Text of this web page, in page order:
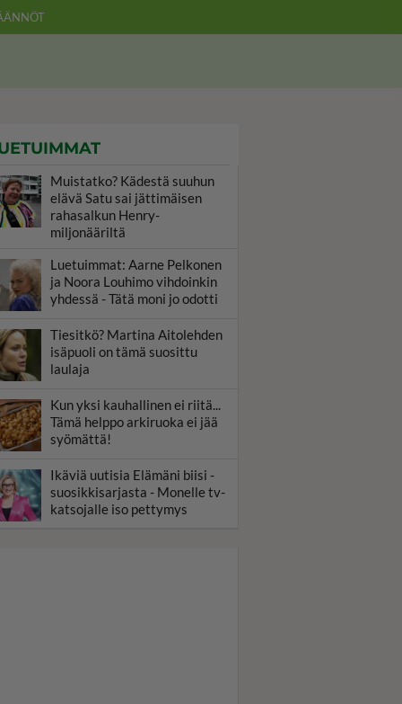
Muistatko? Kädestä suuhun
elävä Satu sai jättimäisen
rahasalkun Henry-
miljonääriltä
Luetuimmat: Aarne Pelkonen
ja Noora Louhimo vihdoinkin
yhdessä - Tätä moni jo odotti
Tiesitkö? Martina Aitolehden
isäpuoli on tämä suosittu
laulaja
Kun yksi kauhallinen ei riitä...
Tämä helppo arkiruoka ei jää
syömättä!
Ikäviä uutisia Elämäni biisi -
suosikkisarjasta - Monelle tv-
katsojalle iso pettymys